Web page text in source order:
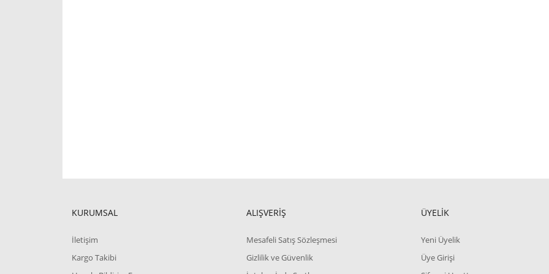
KURUMSAL
İletişim
Kargo Takibi
ALIŞVERİŞ
Mesafeli Satış Sözleşmesi
Gizlilik ve Güvenlik
ÜYELİK
Yeni Üyelik
Üye Girişi